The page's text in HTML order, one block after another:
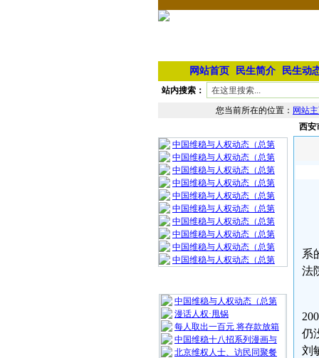
网站首页 民生简介 民生动
站内搜索：
您当前所在的位置： 网站
中国维稳与人权动态（总第
中国维稳与人权动态（总第
中国维稳与人权动态（总第
中国维稳与人权动态（总第
中国维稳与人权动态（总第
中国维稳与人权动态（总第
中国维稳与人权动态（总第
中国维稳与人权动态（总第
中国维稳与人权动态（总第
中国维稳与人权动态（总第
中国维稳与人权动态（总第
漫话人权·甩锅
每人取出一百元 将存款放箱
中国维稳十八招系列漫画与
北京维权人士、访民同聚餐
西安
系
法
仍
刘